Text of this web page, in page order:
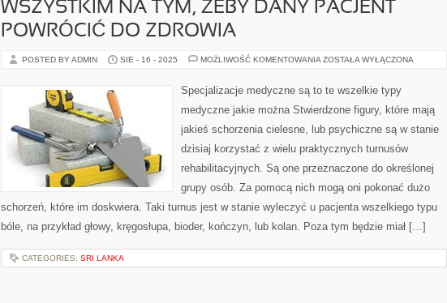
WSZYSTKIM NA TYM, ŻEBY DANY PACJENT
POWRÓCIĆ DO ZDROWIA
POSTED BY ADMIN SIE - 16 - 2025 MOŻLIWOŚĆ KOMENTOWANIA ZAMIARY
PRZEDE
WSZYSTKIM
TYM,
DANY
POWRÓCIĆ
DO
ZDROWIA
ZOSTAŁA WYŁĄCZONA
Specjalizacje medyczne są to te wszelkie typy
medyczne jakie można Stwierdzone figury, które mają
jakieś schorzenia cielesne, lub psychiczne są w stanie
dzisiaj korzystać z wielu praktycznych turnusów
rehabilitacyjnych. Są one przeznaczone do określonej
grupy osób. Za pomocą nich mogą oni pokonać dużo
schorzeń, które im doskwiera. Taki turnus jest w stanie wyleczyć u pacjenta wszelkiego typu
bóle, na przykład głowy, kręgosłupa, bioder, kończyn, lub kolan. Poza tym będzie miał […]
CATEGORIES: SRI LANKA